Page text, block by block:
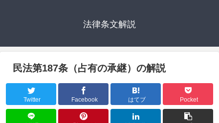
法律条文解説
民法第187条（占有の承継）の解説
Twitter Facebook はてブ Pocket